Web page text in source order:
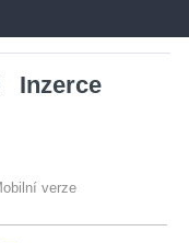
Inzerce
verze